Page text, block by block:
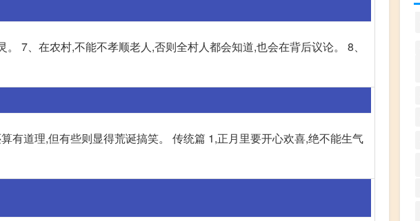
7、在农村,不能不孝顺老人,否则全村人都会知道,也会在背后议论。 8、
有道理,但有些则显得荒诞搞笑。 传统篇 1,正月里要开心欢喜,绝不能生气